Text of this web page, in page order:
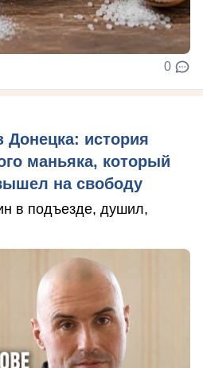
0
Донецка: история
маньяка, который
на свободу
в подъезде, душил,